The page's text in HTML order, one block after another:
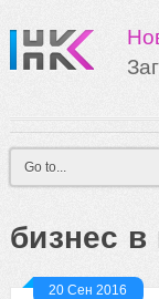
бизнес в
20 Сен 2016